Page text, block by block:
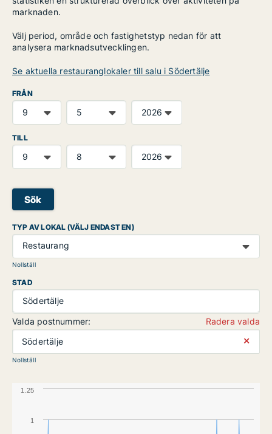
marknaden.
Välj period, område och fastighetstyp nedan för att
analysera marknadsutvecklingen.
Se aktuella restauranglokaler till salu i Södertälje
FRÅN
TILL
Sök
TYP AV LOKAL (VÄLJ ENDAST EN)
Restaurang
Nollställ
STAD
Södertälje
Valda postnummer:
Radera valda
Södertälje
⨯
Nollställ
1
1.25